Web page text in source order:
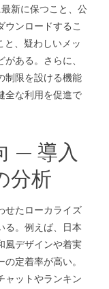
新に保つこと、公
ウンロードするこ
、疑わしいメッ
ある。さらに、
制限を設ける機能
全な利用を促進で
— 導入
分析
せたローカライズ
る。例えば、日本
風デザインや着実
定着率が高い。
ャットやランキン